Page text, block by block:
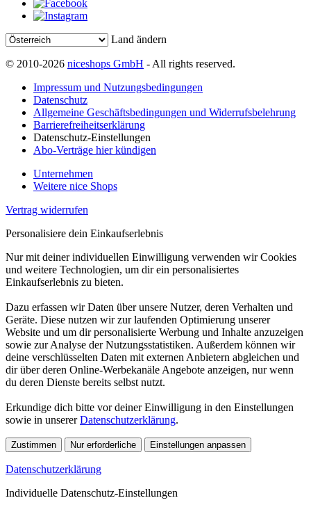
Land ändern
© 2010-2026 niceshops GmbH - All rights reserved.
Impressum und Nutzungsbedingungen
Datenschutz
Allgemeine Geschäftsbedingungen und Widerrufsbelehrung
Barrierefreiheitserklärung
Datenschutz-Einstellungen
Abo-Verträge hier kündigen
Unternehmen
Weitere nice Shops
Vertrag widerrufen
Personalisiere dein Einkaufserlebnis
Nur mit deiner individuellen Einwilligung verwenden wir Cookies
und weitere Technologien, um dir ein personalisiertes
Einkaufserlebnis zu bieten.
Dazu erfassen wir Daten über unsere Nutzer, deren Verhalten und
Geräte. Diese nutzen wir zur laufenden Optimierung unserer
Website und um dir personalisierte Werbung und Inhalte anzuzeigen
sowie zur Analyse der Nutzungsstatistiken. Außerdem können wir
deine verschlüsselten Daten mit externen Anbietern abgleichen und
dir über deren Online-Werbekanäle Angebote anzeigen, nur wenn
du deren Dienste bereits selbst nutzt.
Erkundige dich bitte vor deiner Einwilligung in den Einstellungen
sowie in unsererDatenschutzerklärung.
Zustimmen Nur erforderliche Einstellungen anpassen
Datenschutzerklärung
Individuelle Datenschutz-Einstellungen